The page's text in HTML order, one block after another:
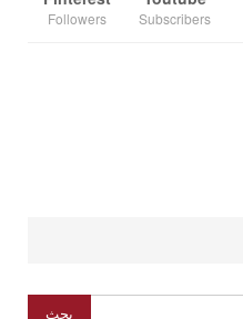
Subscribers
Followers